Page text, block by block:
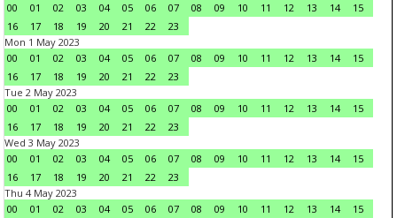
00
01 02 03 04 05 06 07 08 09 10 11 12 13 14
15
16
17 18 19 20 21 22
23
Mon 1 May 2023
00
01 02 03 04 05 06 07 08 09 10 11 12 13 14
15
16
17 18 19 20 21 22
23
Tue 2 May 2023
00
01 02 03 04 05 06 07 08 09 10 11 12 13 14
15
16
17 18 19 20 21 22
23
Wed 3 May 2023
00
01 02 03 04 05 06 07 08 09 10 11 12 13 14
15
16
17 18 19 20 21 22
23
Thu 4 May 2023
00
01 02 03 04 05 06 07 08 09 10 11 12 13 14
15